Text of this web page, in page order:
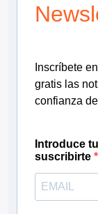
Inscríbete
gratis las
confianza
Introduce
suscribirte